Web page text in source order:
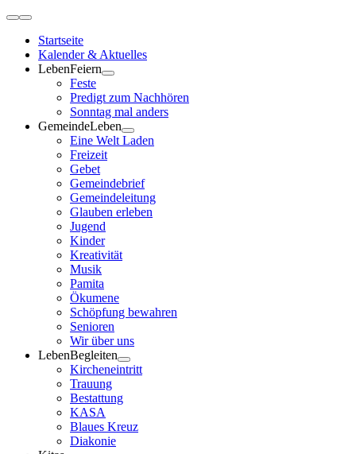
Zum
springen
Toggle
NavigationStartseite
Kalender & Aktuelles
LebenFeiern
Feste
Predigt zum Nachhören
Sonntag mal anders
GemeindeLeben
Eine Welt Laden
Freizeit
Gebet
Gemeindebrief
Gemeindeleitung
Glauben erleben
Jugend
Kinder
Kreativität
Musik
Pamita
Ökumene
Schöpfung bewahren
Senioren
Wir über uns
LebenBegleiten
Kircheneintritt
Trauung
Bestattung
KASA
Blaues Kreuz
Diakonie